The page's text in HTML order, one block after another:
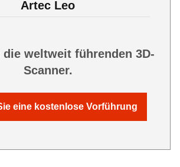
Artec Leo
die weltweit führenden 3D-
Scanner.
eine kostenlose Vorführung